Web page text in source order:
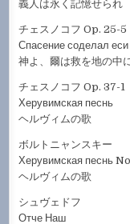
義人は永く記憶せられ
チェスノコフ Op. 25-5
Спасение соделал еси
神よ、爾は救を地の中
チェスノコフ Op. 37-1
Херувимская песнь
ヘルヴィムの歌
ボルトニャンスキー
Херувимская песнь
ヘルヴィムの歌
シュヴェドフ
Отче Наш